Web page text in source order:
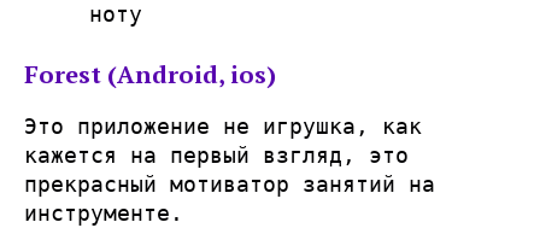
ноту
Forest (Android, ios)
Это приложение не игрушка, как
кажется на первый взгляд, это
прекрасный мотиватор занятий на
инструменте.